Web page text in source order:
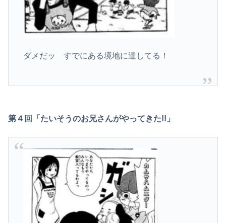
ダメだッ すでにある境地に達してる！
第４回「たいそうのお兄さんがやってきた!!」